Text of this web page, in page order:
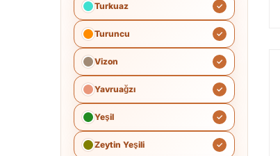
Turkuaz
Turuncu
Vizon
Yavruağzı
Yeşil
Zeytin Yeşili